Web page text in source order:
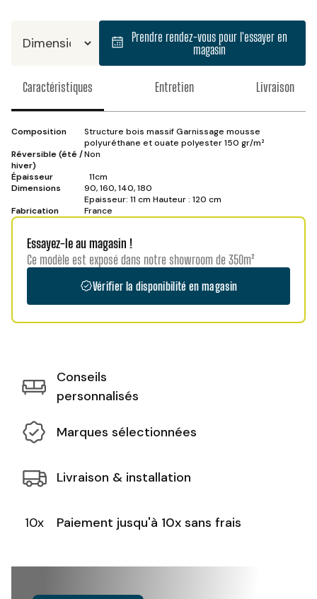
Prendre rendez-vous pour l'essayer en
magasin
Caractéristiques Entretien Livraison
Composition
Structure bois massif Garnissage mousse
polyuréthane et ouate polyester 150 gr/m²
Réversible (été /
hiver)
Non
Épaisseur
11cm
Dimensions
90, 160, 140, 180
Epaisseur: 11 cm Hauteur : 120 cm
Fabrication
France
Essayez-le au magasin !
Ce modèle est exposé dans notre showroom de 350m²
Vérifier la disponibilité en magasin
Conseils
personnalisés
Marques sélectionnées
Livraison & installation
10x Paiement jusqu'à 10x sans frais